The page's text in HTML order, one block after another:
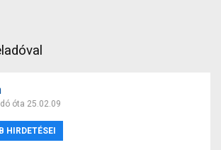
óta 25.02.09
HIRDETÉSEI